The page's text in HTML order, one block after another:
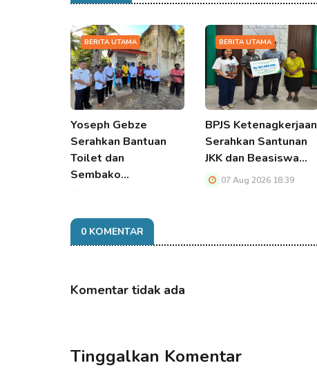
BERITA UTAMA
Yoseph Gebze
Serahkan Bantuan
Toilet dan
Sembako…
BERITA UTAMA
BPJS Ketenagkerjaan
Serahkan Santunan
JKK dan Beasiswa…
07 Aug 2026 18:39
0 KOMENTAR
Komentar tidak ada
Tinggalkan Komentar